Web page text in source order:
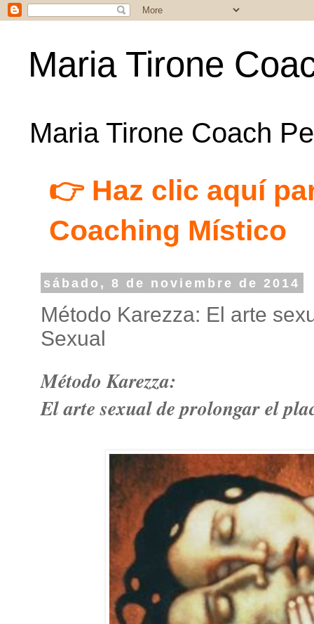
Maria Tirone
Maria Tirone Coach
👉 Haz clic aquí
Coaching Místico
sábado, 8 de noviembre de 2014
Método Karezza: El arte
Sexual
Método Karezza:
El arte sexual de prolongar el